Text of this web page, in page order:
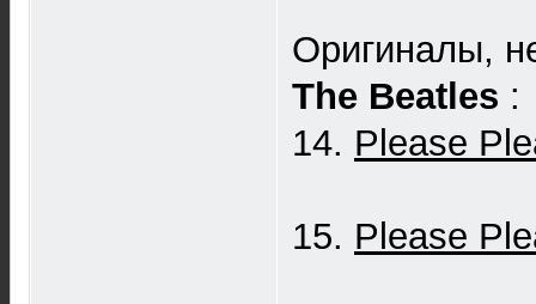
Оригиналы,
The Beatles :
14. Please
15. Please